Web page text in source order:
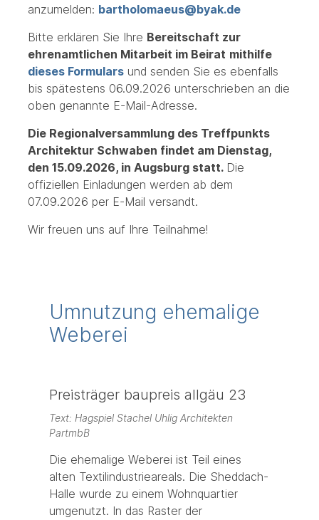
anzumelden: bartholomaeus@byak.de
Bitte erklären Sie Ihre Bereitschaft zur
ehrenamtlichen Mitarbeit im Beirat mithilfe
dieses Formulars und senden Sie es ebenfalls
bis spätestens 06.09.2026 unterschrieben an die
oben genannte E-Mail-Adresse.
Die Regionalversammlung des Treffpunkts
Architektur Schwaben findet am Dienstag,
den 15.09.2026, in Augsburg statt. Die
offiziellen Einladungen werden ab dem
07.09.2026 per E-Mail versandt.
Wir freuen uns auf Ihre Teilnahme!
Umnutzung ehemalige
Weberei
Preisträger baupreis allgäu 23
Text: Hagspiel Stachel Uhlig Architekten
PartmbB
Die ehemalige Weberei ist Teil eines
alten Textilindustrieareals. Die Sheddach-
Halle wurde zu einem Wohnquartier
umgenutzt. In das Raster der